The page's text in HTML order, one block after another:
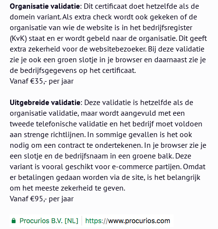
Organisatie validatie: Dit certificaat doet hetzelfde als de
domein variant. Als extra check wordt ook gekeken of de
organisatie van wie de website is in het bedrijfsregister
(KvK) staat en er wordt gebeld naar de organisatie. Dit geeft
extra zekerheid voor de websitebezoeker. Bij deze validatie
zie je ook een groen slotje in je browser en daarnaast zie je
de bedrijfsgegevens op het certificaat.
Vanaf €35,- per jaar
Uitgebreide validatie: Deze validatie is hetzelfde als de
organisatie validatie, maar wordt aangevuld met een
tweede telefonische validatie en het bedrijf moet voldoen
aan strenge richtlijnen. In sommige gevallen is het ook
nodig om een contract te ondertekenen. In je browser zie je
een slotje en de bedrijfsnaam in een groene balk. Deze
variant is vooral geschikt voor e-commerce partijen. Omdat
er betalingen gedaan worden via de site, is het belangrijk
om het meeste zekerheid te geven.
Vanaf €95,- per jaar